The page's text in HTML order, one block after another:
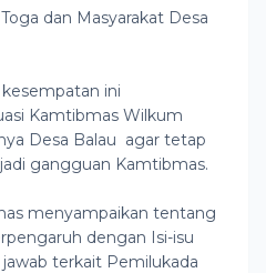
dan Masyarakat Desa
ini
Kamtibmas Wilkum
Desa Balau agar tetap
gangguan Kamtibmas.
menyampaikan tentang
dengan Isi-isu
terkait Pemilukada